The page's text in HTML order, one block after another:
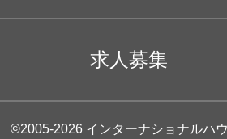
求人募集
©2005-2026 インターナショナルハ